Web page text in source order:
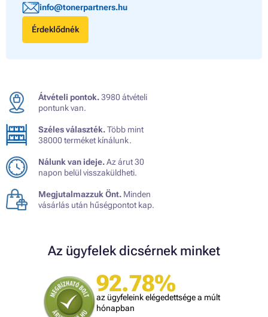
info@tonerpartners.hu
Érdeklődnék
Átvételi pontok.3980 átvételi
pontunk van.
Széles választék.Több mint
38000 terméket kínálunk.
Nálunk van ideje.Az árut 30
napon belül visszaküldheti.
Megjutalmazzuk Önt. Minden
vásárlás után hűségpontot kap.
Az ügyfelek dicsérnek minket
92.78%
az ügyfeleink elégedettsége a múlt
hónapban